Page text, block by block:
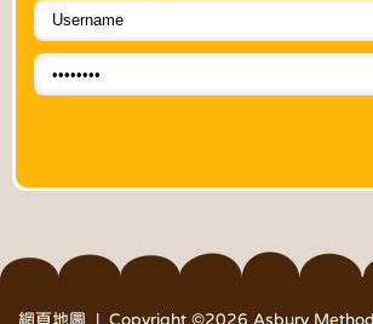
網頁地圖 | Copyright ©2026 Asbury